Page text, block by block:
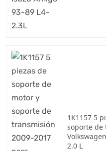
1K1157 5
soporte de
2.0 L